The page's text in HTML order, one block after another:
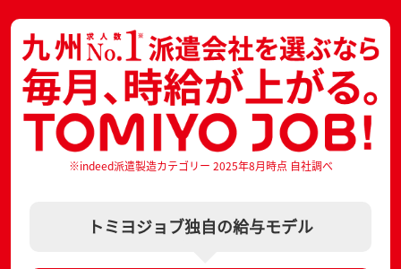
※indeed派遣製造カテゴリー 2025年8月時点 自社調べ
トミヨジョブ独自の給与モデル